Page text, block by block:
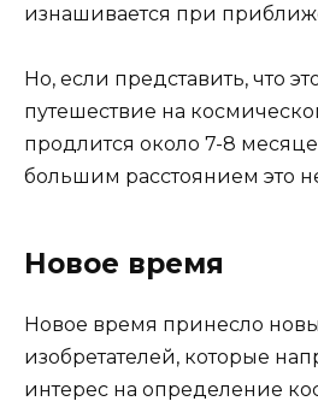
изнашивается при
Но, если представить, что
путешествие на
продлится около 7-8
большим расстоянием это
Новое время
Новое время принесло
изобретателей, которые
интерес на определение